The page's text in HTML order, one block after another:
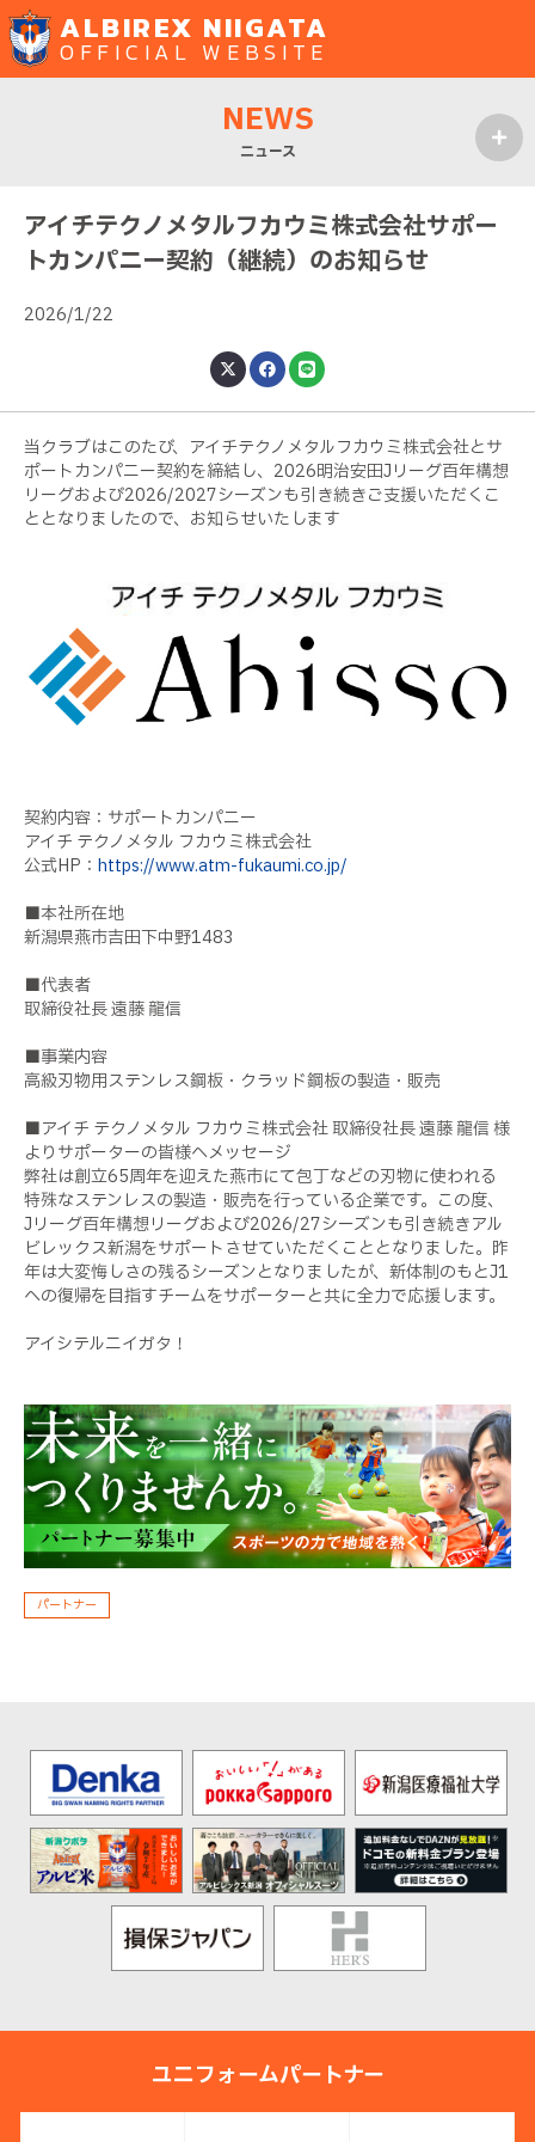
ALBIREX NIIGATA
OFFICIAL WEBSITE
NEWS
ニュース
アイチテクノメタルフカウミ株式会社サポー
トカンパニー契約（継続）のお知らせ
2026/1/22
当クラブはこのたび、アイチテクノメタルフカウミ株式会社とサ
ポートカンパニー契約を締結し、2026明治安田Jリーグ百年構想
リーグおよび2026/2027シーズンも引き続きご支援いただくこ
ととなりましたので、お知らせいたします
契約内容：サポートカンパニー
アイチ テクノメタル フカウミ株式会社
公式HP： https://www.atm-fukaumi.co.jp/
■本社所在地
新潟県燕市吉田下中野1483
■代表者
取締役社長 遠藤 龍信
■事業内容
高級刃物用ステンレス鋼板・クラッド鋼板の製造・販売
■アイチ テクノメタル フカウミ株式会社 取締役社長 遠藤 龍信 様
よりサポーターの皆様へメッセージ
弊社は創立65周年を迎えた燕市にて包丁などの刃物に使われる
特殊なステンレスの製造・販売を行っている企業です。この度、
Jリーグ百年構想リーグおよび2026/27シーズンも引き続きアル
ビレックス新潟をサポートさせていただくこととなりました。昨
年は大変悔しさの残るシーズンとなりましたが、新体制のもとJ1
への復帰を目指すチームをサポーターと共に全力で応援します。
アイシテルニイガタ！
パートナー
ユニフォームパートナー